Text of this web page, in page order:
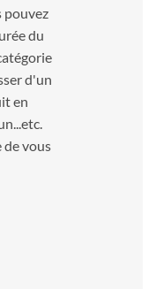
pouvez
du
d'un
en
de vous